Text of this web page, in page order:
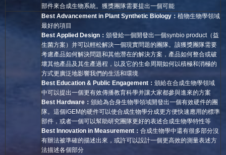
部件來合成生物系統。獲獎團隊需要提出一個可能
Best Advancement in Plant Synthetic Biology ： 植物生物學領域
最好的項目
Best Applied Design ： 頒發給一個開發出一個synbio product（益
生菌方案）并可以輕松解決一個現實問題的團隊。該獲獎團隊需要
考慮產品如何解決問題和其他潛在的解決方案，產品如何整合或破
壞其他產品及其生產過程，以及它的生命周期如何以積極和消極的
方式更廣泛地影響我們的生活和環境
Best Education & Public Engagement ： 頒給在合成生物學領域
中可以提出一個更有效傳播教育科學并讓大家都參與進來的方案
Best Hardware ： 頒給為合身生物學領域開發出一個有效硬件的團
隊。這個iGEM的硬件可以使合成生物學分成更方便快速應用的標準
部件，或者一個可以幫助研究團隊更好的表述合成生物學特性等
Best Innovation in Measurement ： 合成生物學中還有很多部分沒
有辦法被準確的描述出來，或許可以設計一個更高效的測量表述方
法描述各個部分